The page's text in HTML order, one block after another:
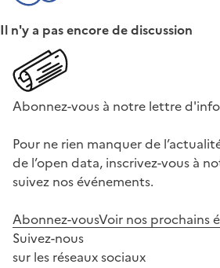
Il n'y a pas encore de discussion
Abonnez-vous à notre lettre
Pour ne rien manquer de
de l’open data, inscrivez-vous à
suivez nos événements.
Abonnez-vousVoir nos prochains
Suivez-nous
sur les réseaux sociaux